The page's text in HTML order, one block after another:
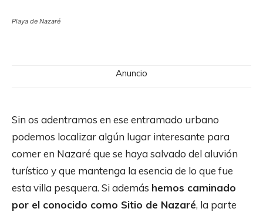
Playa de Nazaré
Anuncio
Sin os adentramos en ese entramado urbano
podemos localizar algún lugar interesante para
comer en Nazaré que se haya salvado del aluvión
turístico y que mantenga la esencia de lo que fue
esta villa pesquera. Si además hemos caminado
por el conocido como Sitio de Nazaré, la parte